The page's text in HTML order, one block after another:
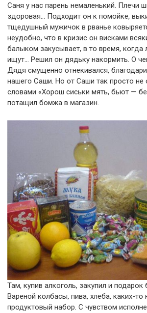
Саня у нас парень немаленький. Плечи
здоровая… Подходит он к помойке,
тщедушный мужичок в рванье
неудобно, что в кризис он висками
балыком закусывает, в то время,
ищут… Решил он дядьку накормить. О
Дядя смущенно отнекивался,
нашего Саши. Но от Саши так просто не
словами «Хорош сиськи мять, бьют —
потащил бомжа в магазин.
Там, купив алкоголь, закупил и
Вареной колбасы, пива, хлеба, каких-
продуктовый набор. С чувством